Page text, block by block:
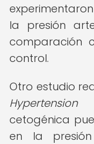
la presión
comparación
control.
Otro estudio
Hypertension
cetogénica
en la presión